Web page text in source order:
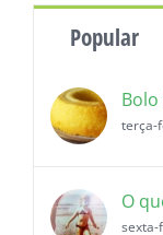
Popular
terça-
O
sexta-